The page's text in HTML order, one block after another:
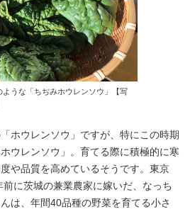
うな「ちぢみホウレンソウ」【写
ホウレンソウ」ですが、特にこの時期
ウレンソウ」。育てる際に積極的に寒
や品質を高めているそうです。東京
前に茨城の兼業農家に嫁いだ、なっち
は、年間40品種の野菜を育てる小さ